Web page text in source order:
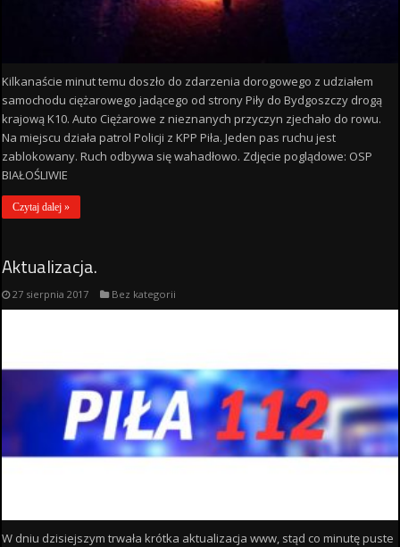
Kilkanaście minut temu doszło do zdarzenia dorogowego z udziałem
samochodu ciężarowego jadącego od strony Piły do Bydgoszczy drogą
krajową K10. Auto Ciężarowe z nieznanych przyczyn zjechało do rowu.
Na miejscu działa patrol Policji z KPP Piła. Jeden pas ruchu jest
zablokowany. Ruch odbywa się wahadłowo. Zdjęcie poglądowe: OSP
BIAŁOŚLIWIE
Czytaj dalej »
Aktualizacja.
27 sierpnia 2017 Bez kategorii
W dniu dzisiejszym trwała krótka aktualizacja www, stąd co minutę puste